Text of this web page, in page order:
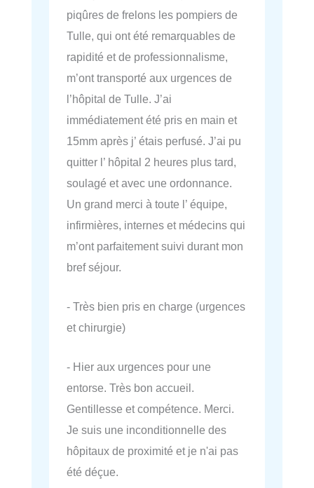
piqûres de frelons les pompiers de
Tulle, qui ont été remarquables de
rapidité et de professionnalisme,
m’ont transporté aux urgences de
l’hôpital de Tulle. J’ai
immédiatement été pris en main et
15mm après j’ étais perfusé. J’ai pu
quitter l’ hôpital 2 heures plus tard,
soulagé et avec une ordonnance.
Un grand merci à toute l’ équipe,
infirmières, internes et médecins qui
m’ont parfaitement suivi durant mon
bref séjour.
- Très bien pris en charge (urgences
et chirurgie)
- Hier aux urgences pour une
entorse. Très bon accueil.
Gentillesse et compétence. Merci.
Je suis une inconditionnelle des
hôpitaux de proximité et je n'ai pas
été déçue.